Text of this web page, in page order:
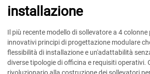
installazione
Il più recente modello di sollevatore a 4
innovativi principi di progettazione modulare
flessibilità di installazione e un'adattabilità
diverse tipologie di officina e requisiti operativi.